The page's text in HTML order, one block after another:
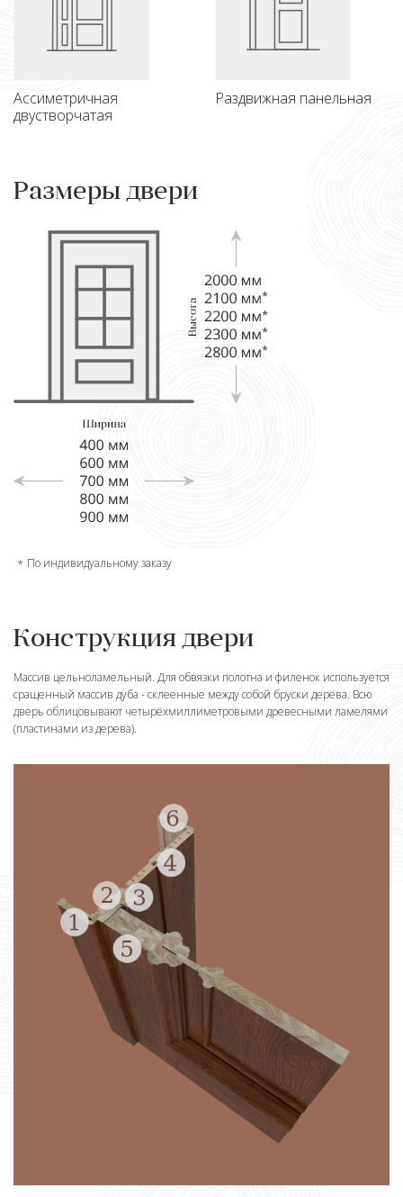
Ассиметричная
двустворчатая
Раздвижная панельная
Размеры двери
По индивидуальному заказу
Конструкция двери
Массив цельноламельный. Для обвязки полотна и филенок используется
сращенный массив дуба - склеенные между собой бруски дерева. Всю
дверь облицовывают четырёхмиллиметровыми древесными ламелями
(пластинами из дерева).